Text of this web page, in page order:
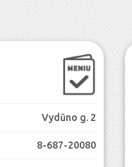
Vydūno g. 2
8-687-20080